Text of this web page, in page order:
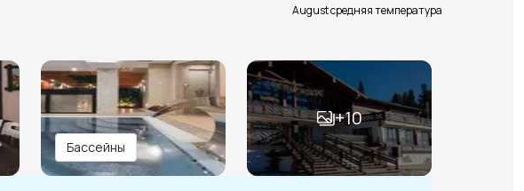
August средняя температура
Бассейны
+10